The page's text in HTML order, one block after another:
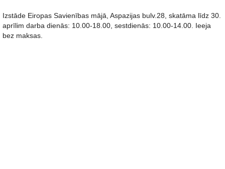
Izstāde Eiropas Savienības mājā, Aspazijas bulv.28, skatāma līdz 30.
aprīlim darba dienās: 10.00-18.00, sestdienās: 10.00-14.00. Ieeja
bez maksas.